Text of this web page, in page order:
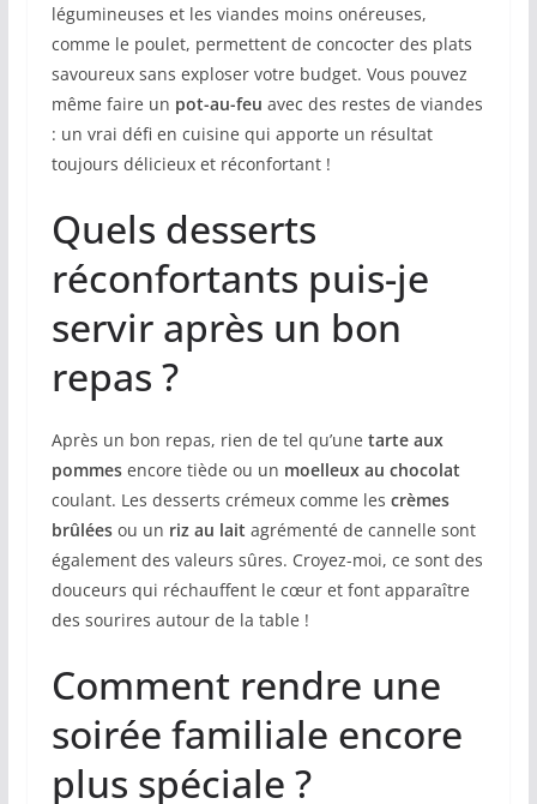
légumineuses et les viandes moins onéreuses,
comme le poulet, permettent de concocter des plats
savoureux sans exploser votre budget. Vous pouvez
même faire un pot-au-feu avec des restes de viandes
: un vrai défi en cuisine qui apporte un résultat
toujours délicieux et réconfortant !
Quels desserts
réconfortants puis-je
servir après un bon
repas ?
Après un bon repas, rien de tel qu’une tarte aux
pommesencore tiède ou un moelleux au chocolat
coulant. Les desserts crémeux comme les crèmes
brûléesou un riz au lait agrémenté de cannelle sont
également des valeurs sûres. Croyez-moi, ce sont des
douceurs qui réchauffent le cœur et font apparaître
des sourires autour de la table !
Comment rendre une
soirée familiale encore
plus spéciale ?